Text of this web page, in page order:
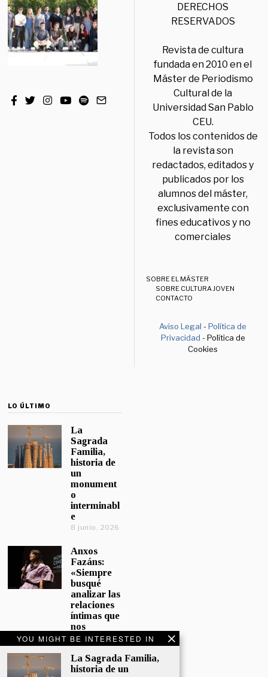
YOU MIGHT BE INTERESTED IN
La Sagrada Familia,
historia de un
DERECHOS
RESERVADOS
Revista de cultura
fundada en 2010 en el
Máster de Periodismo
Cultural de la
Universidad San Pablo
CEU.
Todos los contenidos de
la revista son
redactados, editados y
publicados por los
alumnos del máster,
exclusivamente con
fines educativos y no
comerciales
SOBRE EL MÁSTER
SOBRE CULTURA JOVEN
CONTACTO
Aviso Legal -Política de
Privacidad - Política de
Cookies
LO ÚLTIMO
La
Sagrada
Familia,
historia de
un
monument
o
interminabl
e
8 junio, 2026
Anxos
Fazáns:
«Siempre
busqué
analizar las
relaciones
íntimas que
nos
afectan»
5 junio, 2026
El hijo de la